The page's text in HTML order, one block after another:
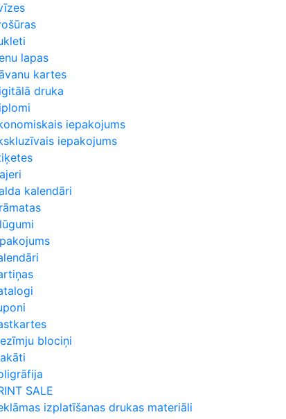
lapas
kartes
druka
iepakojums
iepakojums
kalendāri
blociņi
SALE
izplatīšanas drukas materiāli